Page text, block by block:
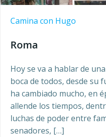
Camina con Hugo
Roma
Hoy se va a hablar de
boca de todos, desde su
ha cambiado mucho, en
allende los tiempos,
luchas de poder entre
senadores, […]